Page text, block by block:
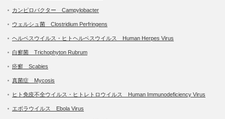
カンピロバクター Campylobacter
ウェルシュ菌 Clostridium Perfringens
ヘルペスウイルス・ヒトヘルペスウイルス Human Herpes Virus
白癬菌 Trichophyton Rubrum
疥癬 Scabies
真菌症 Mycosis
ヒト免疫不全ウイルス・ヒトレトロウイルス Human Immunodeficiency Virus
エボラウイルス Ebola Virus